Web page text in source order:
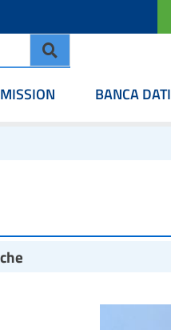
MISSION BANCA DATI